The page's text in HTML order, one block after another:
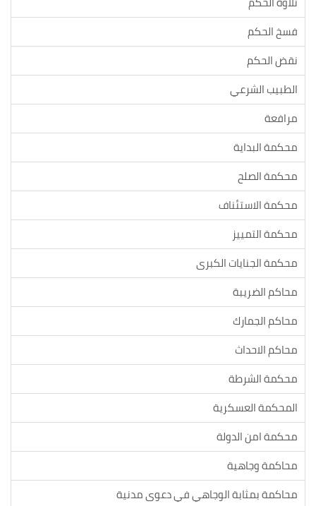
فسخ الحكم
نقض الحكم
الطبيب الشرعي
مرافعة
محكمة البداية
محكمة الصلح
محكمة الاستئناف
محكمة التمييز
محكمة الجنايات الكبرى
محاكم الضريبة
محاكم الجمارك
محاكم الاحداث
محكمة الشرطة
المحكمة العسكرية
محكمة امن الدولة
محاكمة وجاهية
محاكمة بمثابة الوجاهي في دعوى مدنية